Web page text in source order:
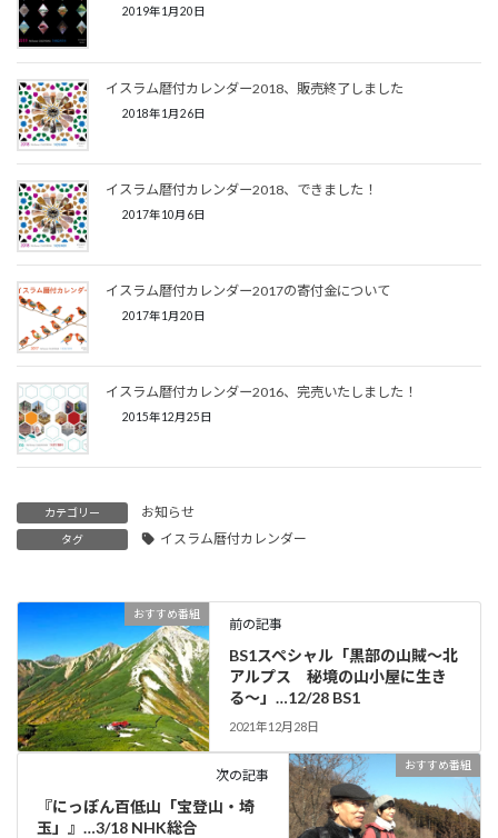
2019年1月20日
イスラム暦付カレンダー2018、販売終了しました
2018年1月26日
イスラム暦付カレンダー2018、できました！
2017年10月6日
イスラム暦付カレンダー2017の寄付金について
2017年1月20日
イスラム暦付カレンダー2016、完売いたしました！
2015年12月25日
カテゴリー お知らせ
タグ イスラム暦付カレンダー
おすすめ番組
前の記事
BS1スペシャル「黒部の山賊～北
アルプス 秘境の山小屋に生き
る～」…12/28 BS1
2021年12月28日
おすすめ番組
次の記事
『にっぽん百低山「宝登山・埼
玉」』…3/18 NHK総合